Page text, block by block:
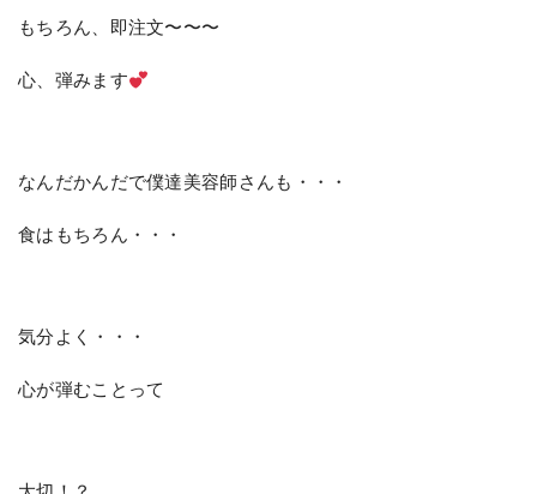
もちろん、即注文〜〜〜
心、弾みます
なんだかんだで僕達美容師さんも・・・
食はもちろん・・・
気分よく・・・
心が弾むことって